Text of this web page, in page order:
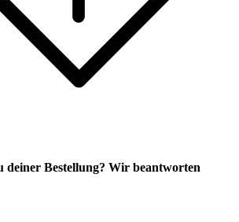
deiner Bestellung? Wir beantworten